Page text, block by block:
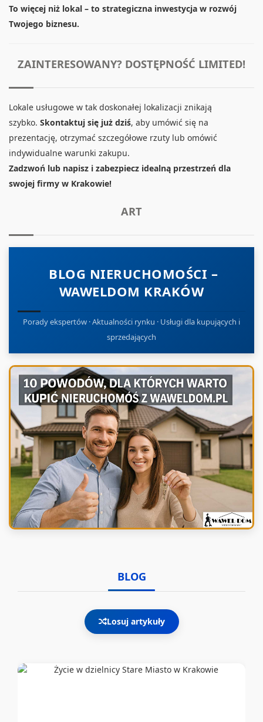
To więcej niż lokal – to strategiczna inwestycja w rozwój
Twojego biznesu.
ZAINTERESOWANY? DOSTĘPNOŚĆ LIMITED!
Lokale usługowe w tak doskonałej lokalizacji znikają
szybko. Skontaktuj się już dziś, aby umówić się na
prezentację, otrzymać szczegółowe rzuty lub omówić
indywidualne warunki zakupu.
Zadzwoń lub napisz i zabezpiecz idealną przestrzeń dla
swojej firmy w Krakowie!
ART
BLOG NIERUCHOMOŚCI –
WAWELDOM KRAKÓW
Porady ekspertów · Aktualności rynku · Usługi dla kupujących i
sprzedających
BLOG
Losuj artykuły